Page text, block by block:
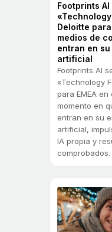
Footprints
Deloitte para
medios de
entran en
artificial
Footprints AI
«Technology
para EMEA en
momento en
entran en su
artificial,
IA propia y
comprobados.